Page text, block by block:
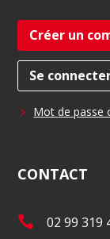
Créer un
Se
Mot de passe
CONTACT
T
02 99 319